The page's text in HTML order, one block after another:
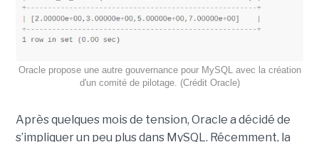
Oracle propose une autre gouvernance pour MySQL avec la création
d'un comité de pilotage. (Crédit Oracle)
Après quelques mois de tension, Oracle a décidé de
s’impliquer un peu plus dans MySQL. Récemment, la